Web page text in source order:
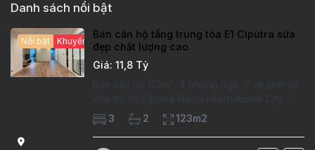
Danh sách nổi bật
Nổi bật Khuyến mại hấp dẫn
Bán căn hộ tầng trung tòa E1 Ciputra sửa
đẹp chất lượng cao
Giá: 11,8 Tỷ
Bán căn hộ 123m², 3 phòng ngủ, 2 vệ sinh tại
khu đô thị Ciputra Hanoi International City.
Căn hộ đã sửa mới kỹ, chất lượng cao, sàn
gỗ, bếp hiện đại, không gian thoáng sáng.
Thông tin căn hộ: Diện tích:
3 2 123m2